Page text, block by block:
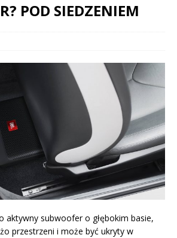
POD SIEDZENIEM
aktywny subwoofer o głębokim basie,
przestrzeni i może być ukryty w